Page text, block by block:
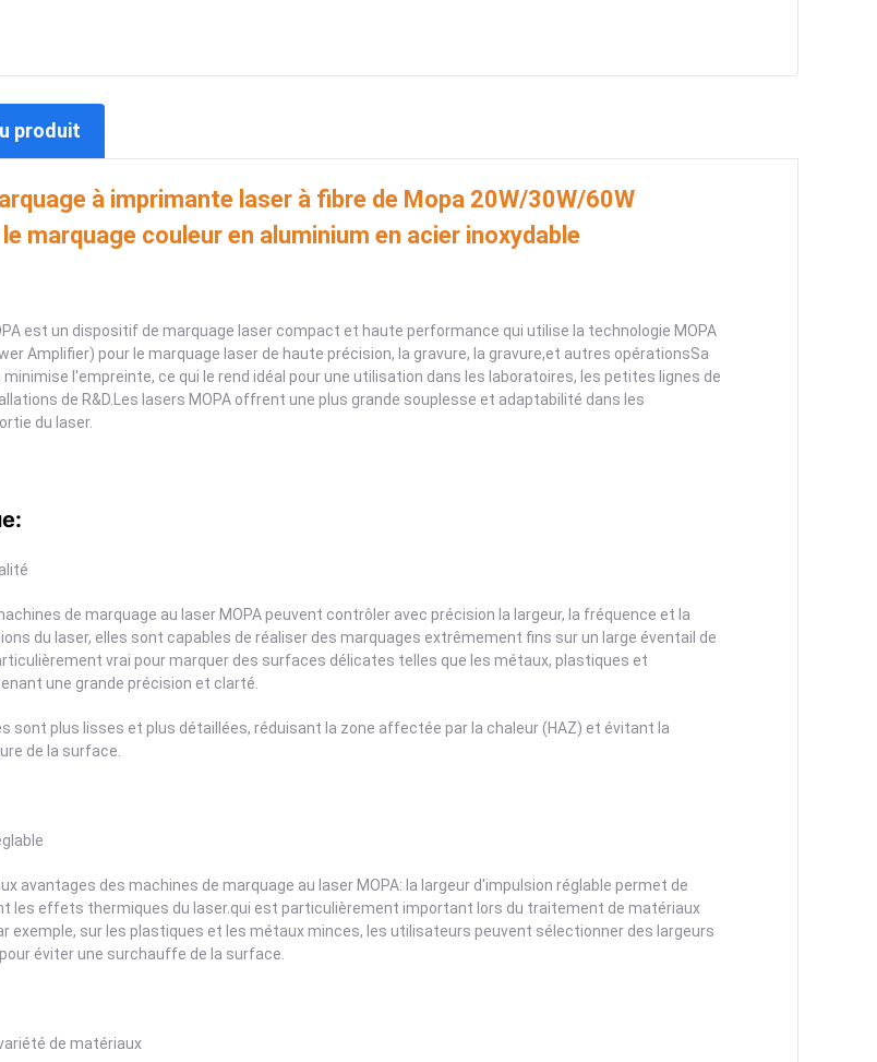
produit
à imprimante laser à fibre de Mopa 20W/30W/60W
marquage couleur en aluminium en acier inoxydable
est un dispositif de marquage laser compact et haute performance qui utilise la technologie MOPA
Amplifier) pour le marquage laser de haute précision, la gravure, la gravure,et autres opérationsSa
l'empreinte, ce qui le rend idéal pour une utilisation dans les laboratoires, les petites lignes de
de R&D.Les lasers MOPA offrent une plus grande souplesse et adaptabilité dans les
du laser.
de marquage au laser MOPA peuvent contrôler avec précision la largeur, la fréquence et la
du laser, elles sont capables de réaliser des marquages extrêmement fins sur un large éventail de
vrai pour marquer des surfaces délicates telles que les métaux, plastiques et
une grande précision et clarté.
sont plus lisses et plus détaillées, réduisant la zone affectée par la chaleur (HAZ) et évitant la
de la surface.
avantages des machines de marquage au laser MOPA: la largeur d'impulsion réglable permet de
les effets thermiques du laser.qui est particulièrement important lors du traitement de matériaux
exemple, sur les plastiques et les métaux minces, les utilisateurs peuvent sélectionner des largeurs
éviter une surchauffe de la surface.
de matériaux